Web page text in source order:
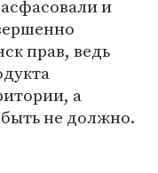
и
прав, ведь
а
не должно.